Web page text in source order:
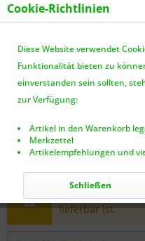
Dieser Artikel
Benachrichtigen
lieferbar ist.
Cookie-Richtlinien
Diese Website verwendet
Funktionalität bieten zu
einverstanden sein sollten,
zur Verfügung:
Artikel in den Warenkorb
Merkzettel
Artikelempfehlungen und
Schließen